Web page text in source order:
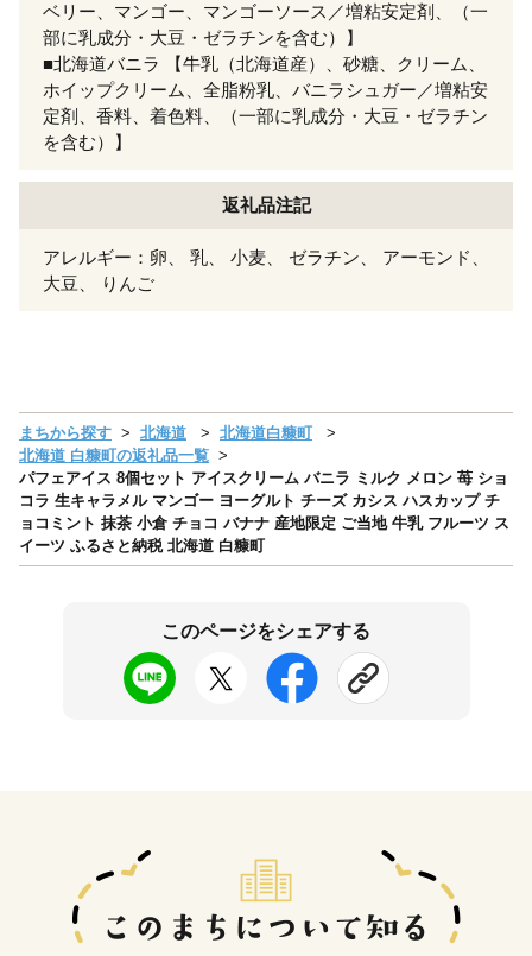
ベリー、マンゴー、マンゴーソース／増粘安定剤、（一
部に乳成分・大豆・ゼラチンを含む）】
■北海道バニラ 【牛乳（北海道産）、砂糖、クリーム、
ホイップクリーム、全脂粉乳、バニラシュガー／増粘安
定剤、香料、着色料、（一部に乳成分・大豆・ゼラチン
を含む）】
返礼品注記
アレルギー：卵、 乳、 小麦、 ゼラチン、 アーモンド、
大豆、 りんご
まちから探す 北海道
北海道白糠町
北海道 白糠町の返礼品一覧
パフェアイス 8個セット アイスクリーム バニラ ミルク メロン 苺 ショ
コラ 生キャラメル マンゴー ヨーグルト チーズ カシス ハスカップ チ
ョコミント 抹茶 小倉 チョコ バナナ 産地限定 ご当地 牛乳 フルーツ ス
イーツ ふるさと納税 北海道 白糠町
このページをシェアする